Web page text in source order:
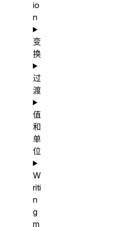
io
n
变
换
过
渡
值
和
单
位
W
riti
n
g
m